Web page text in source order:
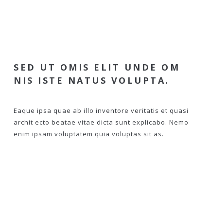
SED UT OMIS ELIT UNDE OM
NIS ISTE NATUS VOLUPTA.
Eaque ipsa quae ab illo inventore veritatis et quasi
archit ecto beatae vitae dicta sunt explicabo. Nemo
enim ipsam voluptatem quia voluptas sit as.